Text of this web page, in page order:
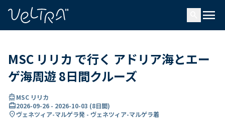
menu
MSC リリカ で行く アドリア海とエー
ゲ海周遊 8日間クルーズ
directions_boatMSC リリカ
card_travel2026-09-26 - 2026-10-03 (8日間)
location_onヴェネツィア-マルゲラ発 - ヴェネツィア-マルゲラ着